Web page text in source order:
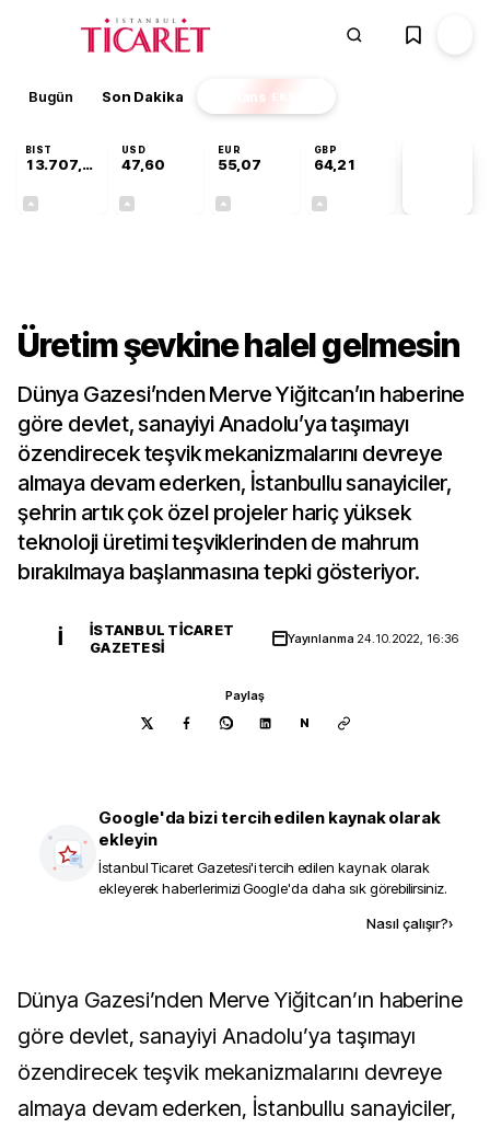
Bugün Son Dakika Finans EKSTRA
BIST
13.707,75
USD
47,60
EUR
55,07
GBP
64,21
Üretim şevkine halel gelmesin
Dünya Gazesi’nden Merve Yiğitcan’ın haberine
göre devlet, sanayiyi Anadolu’ya taşımayı
özendirecek teşvik mekanizmalarını devreye
almaya devam ederken, İstanbullu sanayiciler,
şehrin artık çok özel projeler hariç yüksek
teknoloji üretimi teşviklerinden de mahrum
bırakılmaya başlanmasına tepki gösteriyor.
İ
İSTANBUL TICARET
GAZETESI
Yayınlanma 24.10.2022, 16:36
Paylaş
N
Google'da bizi tercih edilen kaynak olarak
ekleyin
İstanbul Ticaret Gazetesi'i tercih edilen kaynak olarak
ekleyerek haberlerimizi Google'da daha sık görebilirsiniz.
Nasıl çalışır?›
Dünya Gazesi’nden Merve Yiğitcan’ın haberine
göre devlet, sanayiyi Anadolu’ya taşımayı
özendirecek teşvik mekanizmalarını devreye
almaya devam ederken, İstanbullu sanayiciler,